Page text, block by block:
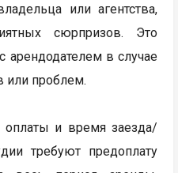
или агентства,
сюрпризов. Это
арендодателем в случае
или проблем.
оплаты и время заезда/
требуют предоплату